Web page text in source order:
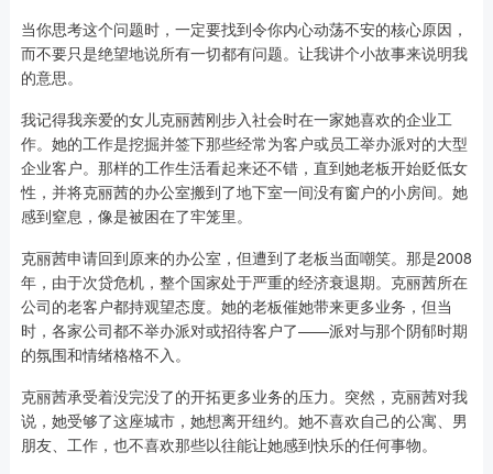
当你思考这个问题时，一定要找到令你内心动荡不安的核心原因，
而不要只是绝望地说所有一切都有问题。让我讲个小故事来说明我
的意思。
我记得我亲爱的女儿克丽茜刚步入社会时在一家她喜欢的企业工
作。她的工作是挖掘并签下那些经常为客户或员工举办派对的大型
企业客户。那样的工作生活看起来还不错，直到她老板开始贬低女
性，并将克丽茜的办公室搬到了地下室一间没有窗户的小房间。她
感到窒息，像是被困在了牢笼里。
克丽茜申请回到原来的办公室，但遭到了老板当面嘲笑。那是2008
年，由于次贷危机，整个国家处于严重的经济衰退期。克丽茜所在
公司的老客户都持观望态度。她的老板催她带来更多业务，但当
时，各家公司都不举办派对或招待客户了——派对与那个阴郁时期
的氛围和情绪格格不入。
克丽茜承受着没完没了的开拓更多业务的压力。突然，克丽茜对我
说，她受够了这座城市，她想离开纽约。她不喜欢自己的公寓、男
朋友、工作，也不喜欢那些以往能让她感到快乐的任何事物。